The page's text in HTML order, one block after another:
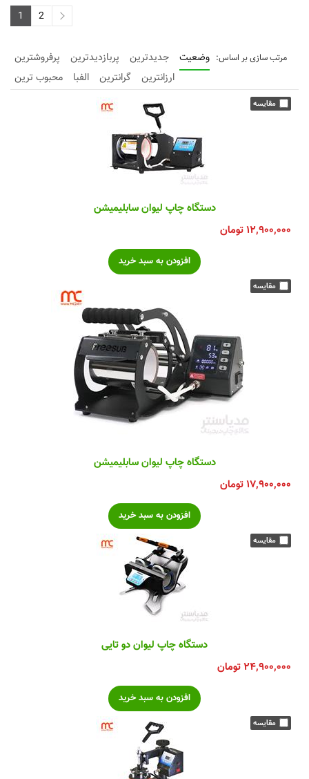
1 2
وضعیت جدیدترین پربازدیدترین
پرفروشترین
ارزانترین
گرانترین الفبا محبوب ترین
دستگاه چاپ لیوان سابلیمیشن
۱۲,۹۰۰,۰۰۰تومان
دستگاه چاپ لیوان سابلیمیشن
۱۷,۹۰۰,۰۰۰تومان
دستگاه چاپ لیوان دو تایی
۲۴,۹۰۰,۰۰۰تومان